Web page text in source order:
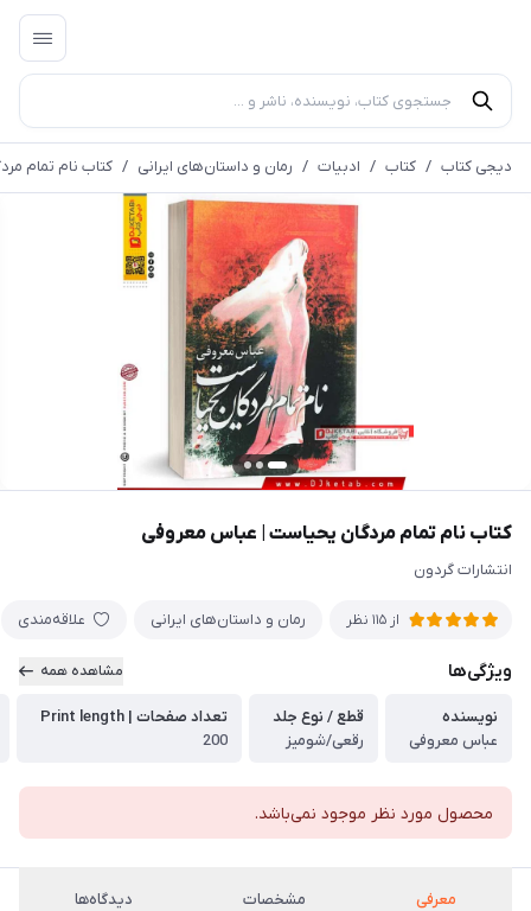
دیجی کتاب / کتاب / ادبیات / رمان و داستان‌های ایرانی / کتاب نام تمام
کتاب نام تمام مردگان یحیاست | عباس معروفی
انتشارات گردون
از115 نظر رمان و داستان‌های ایرانی علاقه‌مندی
ویژگی‌ها مشاهده همه
نویسنده
عباس معروفی
قطع / نوع جلد
رقعی/شومیز
تعداد صفحات | Print length
200
محصول مورد نظر موجود نمی‌باشد.
معرفی مشخصات دیدگاه‌ها